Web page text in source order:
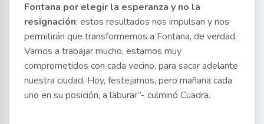
Fontana por elegir la esperanza y no la
resignación; estos resultados nos impulsan y nos
permitirán que transformemos a Fontana, de verdad.
Vamos a trabajar mucho, estamos muy
comprometidos con cada vecino, para sacar adelante
nuestra ciudad. Hoy, festejamos, pero mañana cada
uno en su posición, a laburar”- culminó Cuadra.